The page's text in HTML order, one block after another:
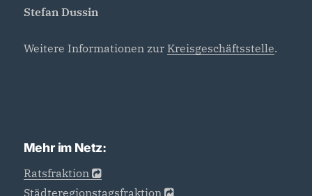
Stefan Dussin
Weitere Informationen zur Kreisgeschäftsstelle.
Mehr im Netz:
Ratsfraktion
Städteregionstagsfraktion